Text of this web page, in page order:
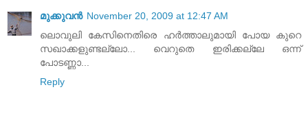
മുക്കുവന്‍ November 20, 2009 at 12:47 AM
ലൊവുലി കേസിനെതിരെ ഹര്‍ത്താലുമായി പോയ കുറെ
സഖാക്കളുണ്ടല്ലോ... വെറുതെ ഇരിക്കല്ലേ ഒന്ന്
പോടണ്ണാ...
Reply